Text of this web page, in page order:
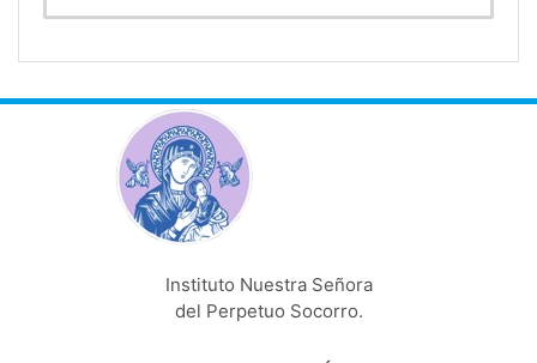
Instituto Nuestra Señora
del Perpetuo Socorro.